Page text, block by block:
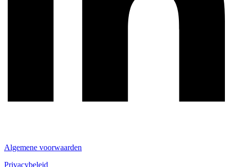
Algemene voorwaarden
Privacybeleid